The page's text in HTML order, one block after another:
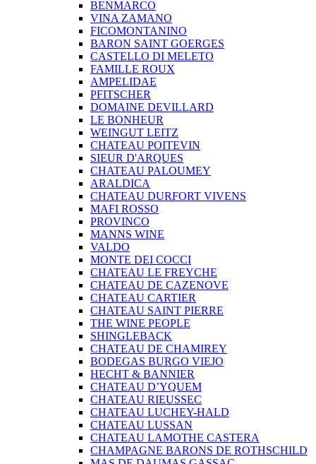
BENMARCO
VINA ZAMANO
FICOMONTANINO
BARON SAINT GOERGES
CASTELLO DI MELETO
FAMILLE ROUX
AMPELIDAE
PFITSCHER
DOMAINE DEVILLARD
LE BONHEUR
WEINGUT LEITZ
CHATEAU POITEVIN
SIEUR D'ARQUES
CHATEAU PALOUMEY
ARALDICA
CHATEAU DURFORT VIVENS
MAFI ROSSO
PROVINCO
MANNS WINE
VALDO
MONTE DEI COCCI
CHATEAU LE FREYCHE
CHATEAU DE CAZENOVE
CHATEAU CARTIER
CHATEAU SAINT PIERRE
THE WINE PEOPLE
SHINGLEBACK
CHATEAU DE CHAMIREY
BODEGAS BURGO VIEJO
HECHT & BANNIER
CHATEAU D’YQUEM
CHATEAU RIEUSSEC
CHATEAU LUCHEY-HALD
CHATEAU LUSSAN
CHATEAU LAMOTHE CASTERA
CHAMPAGNE BARONS DE ROTHSCHILD